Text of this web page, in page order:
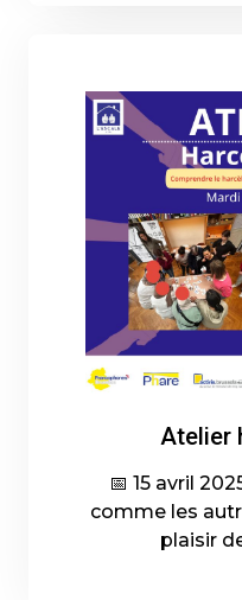
Atelier
📅 15 avril
comme les
plaisir